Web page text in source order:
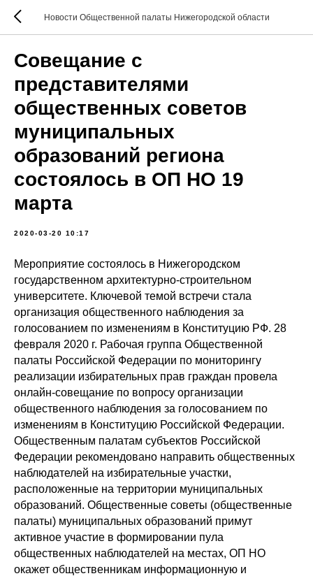
Новости Общественной палаты Нижегородской области
Совещание с
представителями
общественных советов
муниципальных
образований региона
состоялось в ОП НО 19
марта
2020-03-20 10:17
Мероприятие состоялось в Нижегородском
государственном архитектурно-строительном
университете. Ключевой темой встречи стала
организация общественного наблюдения за
голосованием по изменениям в Конституцию РФ. 28
февраля 2020 г. Рабочая группа Общественной
палаты Российской Федерации по мониторингу
реализации избирательных прав граждан провела
онлайн-совещание по вопросу организации
общественного наблюдения за голосованием по
изменениям в Конституцию Российской Федерации.
Общественным палатам субъектов Российской
Федерации рекомендовано направить общественных
наблюдателей на избирательные участки,
расположенные на территории муниципальных
образований. Общественные советы (общественные
палаты) муниципальных образований примут
активное участие в формировании пула
общественных наблюдателей на местах, ОП НО
окажет общественникам информационную и